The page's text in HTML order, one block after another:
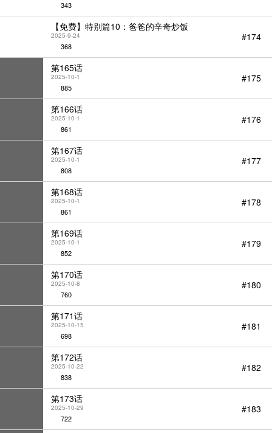
343
【免费】特别篇10：爸爸的辛奇炒饭
2025-9-24
368
#174
第165话
2025-10-1
885
#175
第166话
2025-10-1
861
#176
第167话
2025-10-1
808
#177
第168话
2025-10-1
861
#178
第169话
2025-10-1
852
#179
第170话
2025-10-8
760
#180
第171话
2025-10-15
698
#181
第172话
2025-10-22
838
#182
第173话
2025-10-29
722
#183